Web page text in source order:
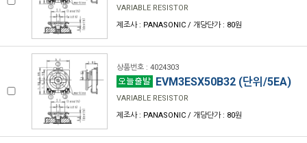
VARIABLE RESISTOR
제조사 : PANASONIC / 개당단가 : 80원
상품번호 : 4024303
EVM3ESX50B32 (단위/5EA)
VARIABLE RESISTOR
제조사 : PANASONIC / 개당단가 : 80원